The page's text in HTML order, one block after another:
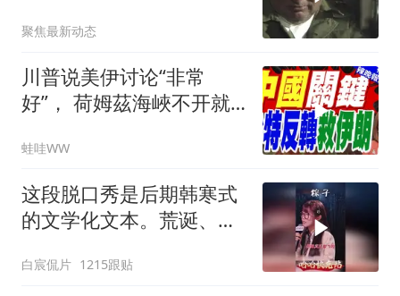
聚焦最新动态
川普说美伊讨论“非常
好”， 荷姆茲海峽不开就
谢寒冰｜辣晚报20260805
蛙哇WW
这段脱口秀是后期韩寒式
的文学化文本。荒诞、激
白宸侃片 1215跟贴